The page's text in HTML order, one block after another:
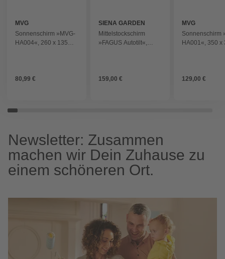
MVG
Sonnenschirm »MVG-
HA004«, 260 x 135
80,99 €
SIENA GARDEN
Mittelstockschirm
»FAGUS Autotilt«,
159,00 €
MVG
Sonnenschirm
HA001«, 350 x
129,00 €
Newsletter: Zusammen
machen wir Dein Zuhause zu
einem schöneren Ort.